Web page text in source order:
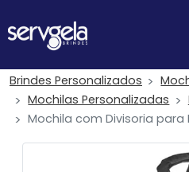
Brindes Personalizados
Mochilas Personalizadas
Mochila com Divisoria